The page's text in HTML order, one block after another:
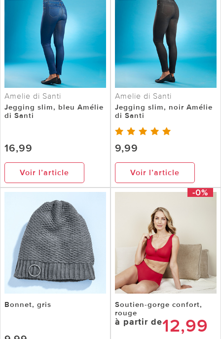
Amelie di Santi
Jegging slim, bleu Amélie
di Santi
16,99
Voir l’article
Amelie di Santi
Jegging slim, noir Amélie
di Santi
9,99
Voir l’article
Bonnet, gris
-0%
Soutien-gorge confort,
rouge
à partir de12,99